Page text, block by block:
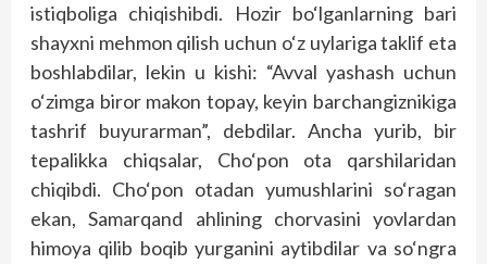
istiqboliga chiqishibdi. Hozir bo‘l­ganlarning bari
shayxni mehmon qilish uchun o‘z uylariga taklif eta
boshlabdilar, lekin u kishi: “Avval yashash uchun
o‘zimga biror makon topay, keyin barchangiznikiga
tashrif buyurarman”, debdilar. Ancha yurib, bir
tepalikka chiqsalar, Cho‘pon ota qarshilaridan
chiqibdi. Cho‘pon otadan yumushlarini so‘ragan
ekan, Samar­qand ahlining chorvasini yovlardan
himoya qilib boqib yurganini aytibdilar va so‘ngra